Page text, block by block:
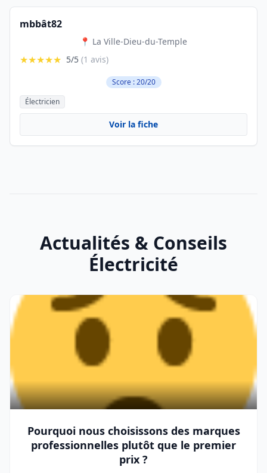
mbbât82
📍 La Ville-Dieu-du-Temple
★★★★★ 5/5 (1 avis)
Score : 20/20
Électricien
Voir la fiche
Actualités & Conseils
Électricité
Pourquoi nous choisissons des marques
professionnelles plutôt que le premier
prix ?